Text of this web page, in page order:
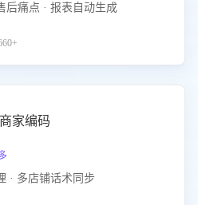
后痛点 · 报表自动生成
家编码
· 多店铺话术同步